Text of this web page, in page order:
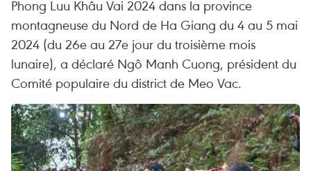
Phong Luu Khâu Vai 2024 dans la province
montagneuse du Nord de Ha Giang du 4 au 5 mai
2024 (du 26e au 27e jour du troisième mois
lunaire), a déclaré Ngô Manh Cuong, président du
Comité populaire du district de Meo Vac.